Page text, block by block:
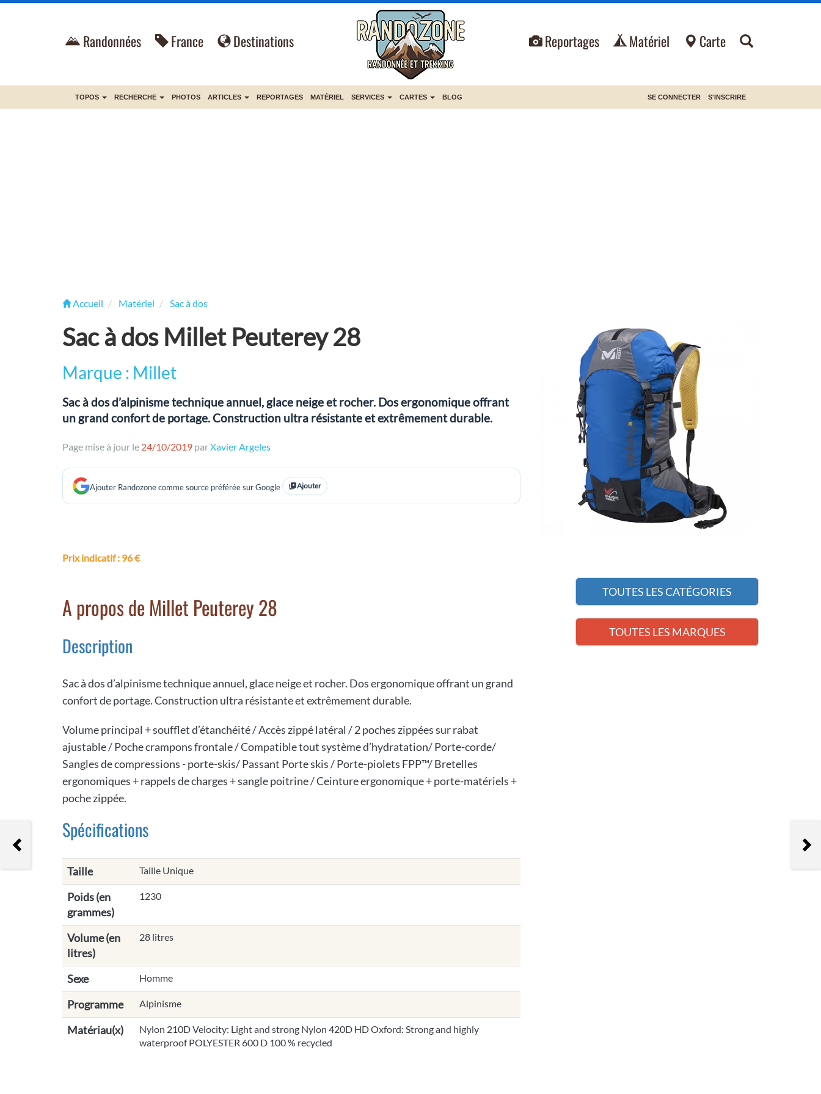
Randonnées France Destinations Reportages Matériel Carte
TOPOS RECHERCHE PHOTOS ARTICLES REPORTAGES MATÉRIEL SERVICES CARTES BLOG SE CONNECTER S'INSCRIRE
Accueil Matériel Sac à dos
Sac à dos Millet Peuterey 28
Marque : Millet
Sac à dos d’alpinisme technique annuel, glace neige et rocher. Dos ergonomique offrant
un grand confort de portage. Construction ultra résistante et extrêmement durable.
Page mise à jour le 24/10/2019 parXavier Argeles
Ajouter Randozone comme source préférée sur Google Ajouter
Prix indicatif: 96 €
Icebreaker Quantum hood W
A propos de Millet Peuterey 28
Description
Sac à dos d’alpinisme technique annuel, glace neige et rocher. Dos ergonomique offrant un grand
confort de portage. Construction ultra résistante et extrêmement durable.
Volume principal + soufflet d’étanchéité / Accès zippé latéral / 2 poches zippées sur rabat
ajustable / Poche crampons frontale / Compatible tout système d’hydratation/ Porte-corde/
Sangles de compressions - porte-skis/ Passant Porte skis / Porte-piolets FPP™/ Bretelles
ergonomiques + rappels de charges + sangle poitrine / Ceinture ergonomique + porte-matériels +
poche zippée.
Spécifications
Taille Taille Unique
Poids (en
grammes)
1230
Volume (en
litres)
28 litres
Sexe Homme
Programme Alpinisme
Matériau(x)
Nylon 210D Velocity: Light and strong Nylon 420D HD Oxford: Strong and highly
waterproof POLYESTER 600 D 100 % recycled
TOUTES LES CATÉGORIES
TOUTES LES MARQUES